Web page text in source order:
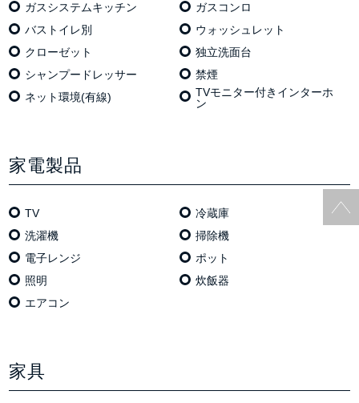
ガスシステムキッチン
ガスコンロ
バストイレ別
ウォッシュレット
クローゼット
独⽴洗⾯台
シャンプードレッサー
禁煙
ネット環境(有線)
TVモニター付きインターホ
ン
家電製品
TV
冷蔵庫
洗濯機
掃除機
電⼦レンジ
ポット
照明
炊飯器
エアコン
家具